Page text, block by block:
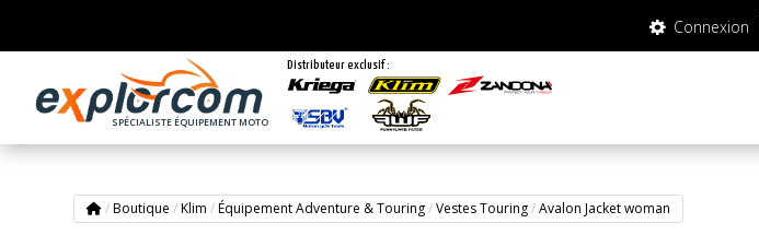
Connexion
Connexion
SPÉCIALISTE ÉQUIPEMENT MOTO
Distributeur exclusif :
/Boutique /Klim /Équipement Adventure & Touring/Vestes Touring/Avalon Jacket woman